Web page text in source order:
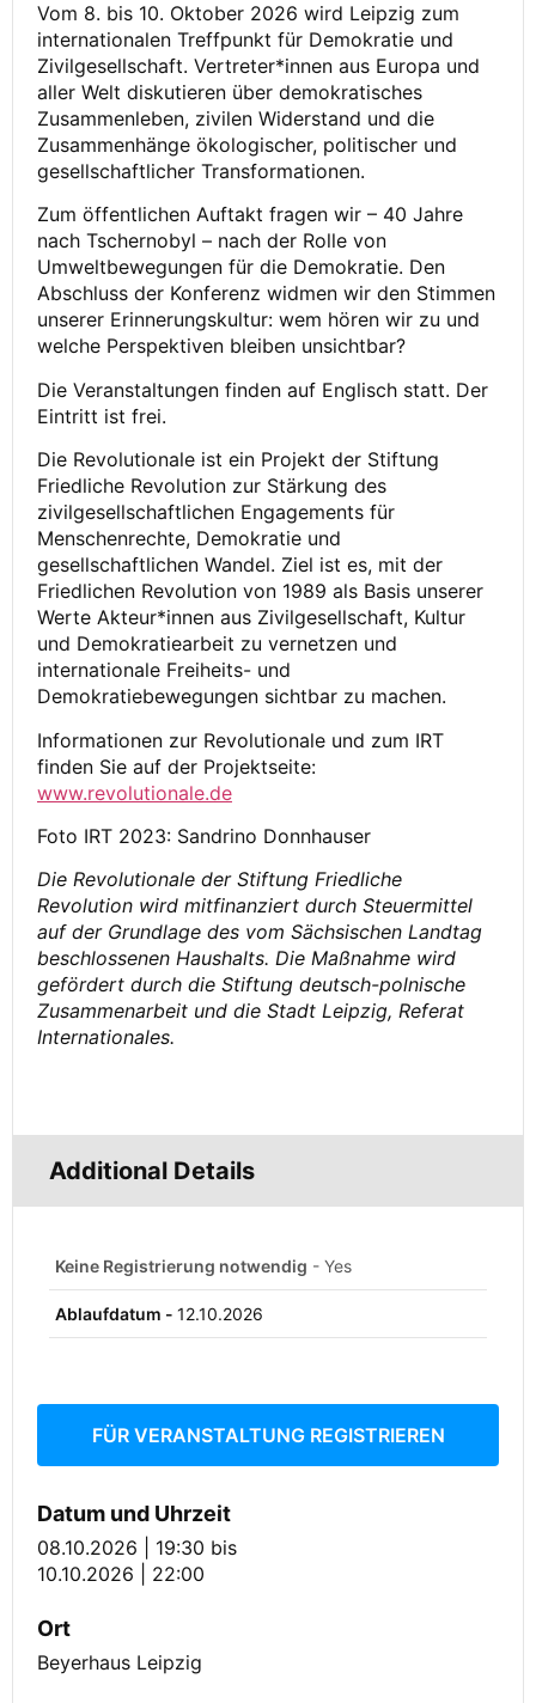
Vom 8. bis 10. Oktober 2026 wird Leipzig zum
internationalen Treffpunkt für Demokratie und
Zivilgesellschaft. Vertreter*innen aus Europa und
aller Welt diskutieren über demokratisches
Zusammenleben, zivilen Widerstand und die
Zusammenhänge ökologischer, politischer und
gesellschaftlicher Transformationen.
Zum öffentlichen Auftakt fragen wir – 40 Jahre
nach Tschernobyl – nach der Rolle von
Umweltbewegungen für die Demokratie. Den
Abschluss der Konferenz widmen wir den Stimmen
unserer Erinnerungskultur: wem hören wir zu und
welche Perspektiven bleiben unsichtbar?
Die Veranstaltungen finden auf Englisch statt. Der
Eintritt ist frei.
Die Revolutionale ist ein Projekt der Stiftung
Friedliche Revolution zur Stärkung des
zivilgesellschaftlichen Engagements für
Menschenrechte, Demokratie und
gesellschaftlichen Wandel. Ziel ist es, mit der
Friedlichen Revolution von 1989 als Basis unserer
Werte Akteur*innen aus Zivilgesellschaft, Kultur
und Demokratiearbeit zu vernetzen und
internationale Freiheits- und
Demokratiebewegungen sichtbar zu machen.
Informationen zur Revolutionale und zum IRT
finden Sie auf der Projektseite:
www.revolutionale.de
Foto IRT 2023: Sandrino Donnhauser
Die Revolutionale der Stiftung Friedliche
Revolution wird mitfinanziert durch Steuermittel
auf der Grundlage des vom Sächsischen Landtag
beschlossenen Haushalts. Die Maßnahme wird
gefördert durch die Stiftung deutsch-polnische
Zusammenarbeit und die Stadt Leipzig, Referat
Internationales.
Additional Details
Keine Registrierung notwendig - Yes
Ablaufdatum - 12.10.2026
FÜR VERANSTALTUNG REGISTRIEREN
Datum und Uhrzeit
08.10.2026 | 19:30 bis
10.10.2026 | 22:00
Ort
Beyerhaus Leipzig